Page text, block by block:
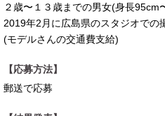
２歳〜１３歳までの男女(身長95cm
2019年2月に広島県のスタジオでの
(モデルさんの交通費支給)
【応募方法】
郵送で応募